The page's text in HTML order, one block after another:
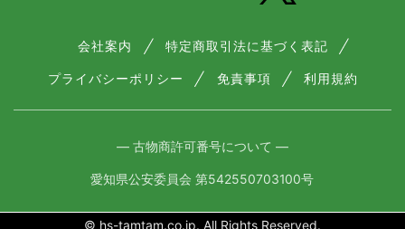
会社案内 特定商取引法に基づく表記
プライバシーポリシー 免責事項 利用規約
― 古物商許可番号について ―
愛知県公安委員会 第542550703100号
© hs-tamtam.co.jp. All Rights Reserved.